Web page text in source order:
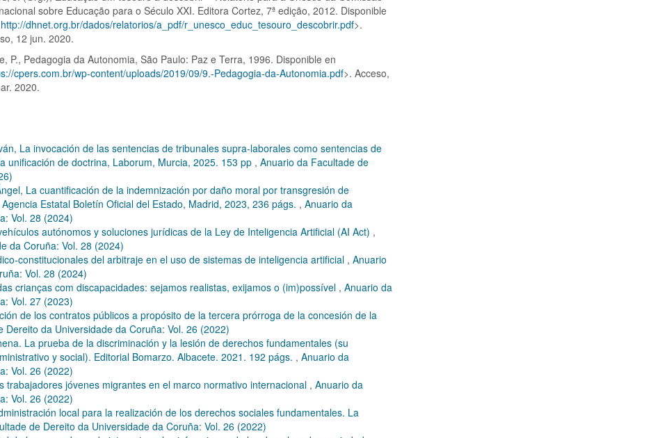
sobre Educação para o Século XXI. Editora Cortez, 7ª edição, 2012. Disponible
http://dhnet.org.br/dados/relatorios/a_pdf/r_unesco_educ_tesouro_descobrir.pdf>.
12 jun. 2020.
P., Pedagogia da Autonomia, São Paulo: Paz e Terra, 1996. Disponible en
cpers.com.br/wp-content/uploads/2019/09/9.-Pedagogia-da-Autonomia.pdf>. Acceso,
2020.
La invocación de las sentencias de tribunales supra-laborales como sentencias de
unificación de doctrina, Laborum, Murcia, 2025. 153 pp , Anuario da Facultade de
La cuantificación de la indemnización por daño moral por transgresión de
Estatal Boletín Oficial del Estado, Madrid, 2023, 236 págs. , Anuario da
Vol. 28 (2024)
autónomos y soluciones jurídicas de la Ley de Inteligencia Artificial (AI Act) ,
da Coruña: Vol. 28 (2024)
constitucionales del arbitraje en el uso de sistemas de inteligencia artificial , Anuario
Vol. 28 (2024)
crianças com discapacidades: sejamos realistas, exijamos o (im)possível , Anuario da
Vol. 27 (2023)
de los contratos públicos a propósito de la tercera prórroga de la concesión de la
Dereito da Universidade da Coruña: Vol. 26 (2022)
La prueba de la discriminación y la lesión de derechos fundamentales (su
y social). Editorial Bomarzo. Albacete. 2021. 192 págs. , Anuario da
Vol. 26 (2022)
trabajadores jóvenes migrantes en el marco normativo internacional , Anuario da
Vol. 26 (2022)
local para la realización de los derechos sociales fundamentales. La
de Dereito da Universidade da Coruña: Vol. 26 (2022)